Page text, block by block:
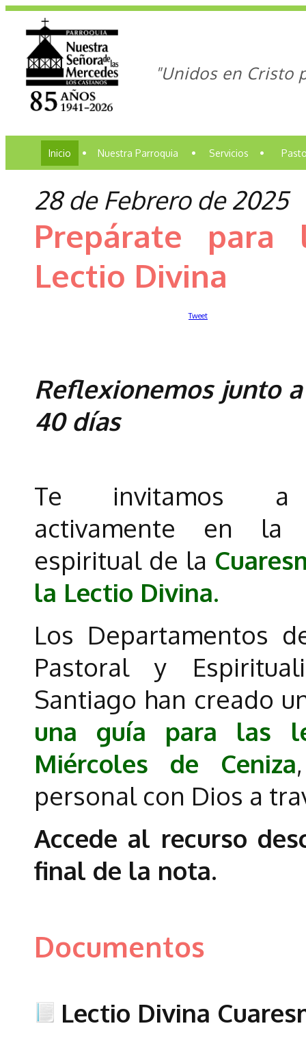
"Unidos en Cristo
Inicio • Nuestra Parroquia • Servicios •
28 de Febrero de 2025
Prepárate
Lectio Divina
Tweet
Reflexionemos junto
40 días
Te invitamos a
activamente en la
espiritual de la
la Lectio Divina.
Los Departamentos
Pastoral y
Santiago han creado
una guía para las
Miércoles de Ceniza
personal con Dios a
Accede al recurso
final de la nota.
Documentos
Lectio Divina